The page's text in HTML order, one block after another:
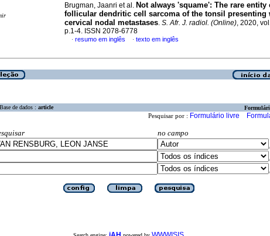
Brugman, Jaanri et al. Not always 'squame': The rare entity
follicular dendritic cell sarcoma of the tonsil presenting
cervical nodal metastases. S. Afr. J. radiol. (Online), 2020,
p.1-4. ISSN 2078-6778
· resumo em inglês · texto em inglês
Base de dados : article
Pesquisar por : Formulário livre
no campo